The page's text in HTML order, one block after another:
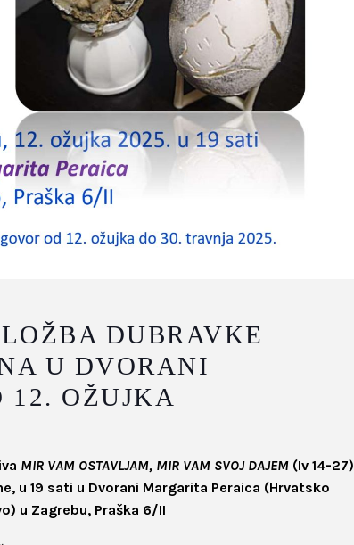
DUBRAVKE
U DVORANI
12. OŽUJKA
MIR VAM OSTAVLJAM, MIR VAM SVOJ DAJEM (Iv 14-27)
u 19 sati u Dvorani Margarita Peraica (Hrvatsko
u Zagrebu, Praška 6/II